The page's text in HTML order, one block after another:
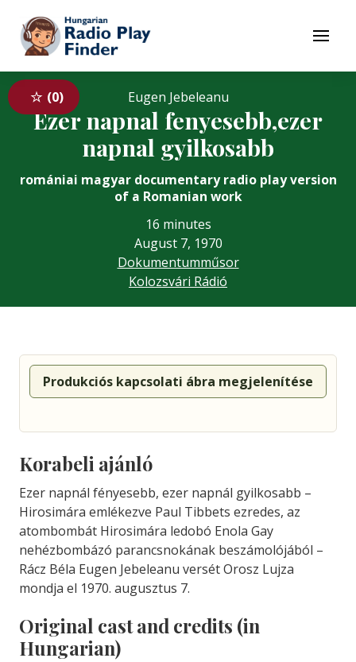
To contents
Menu
0 Eugen Jebeleanu
Ezer napnal fenyesebb,ezer
napnal gyilkosabb
romániai magyar documentary radio play version
of a Romanian work
16 minutes
August 7, 1970
Dokumentumműsor
Kolozsvári Rádió
Produkciós kapcsolati ábra megjelenítése
Korabeli ajánló
Ezer napnál fényesebb, ezer napnál gyilkosabb –
Hirosimára emlékezve Paul Tibbets ezredes, az
atombombát Hirosimára ledobó Enola Gay
nehézbombázó parancsnokának beszámolójából –
Rácz Béla Eugen Jebeleanu versét Orosz Lujza
mondja el 1970. augusztus 7.
Original cast and credits (in
Hungarian)